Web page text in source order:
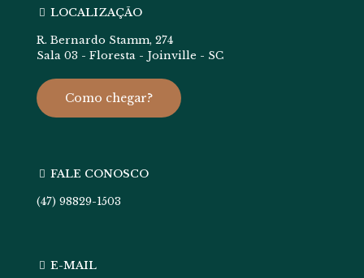
LOCALIZAÇÃO
R. Bernardo Stamm, 274
Sala 03 - Floresta - Joinville - SC
Como chegar?
FALE CONOSCO
(47) 98829-1503
E-MAIL